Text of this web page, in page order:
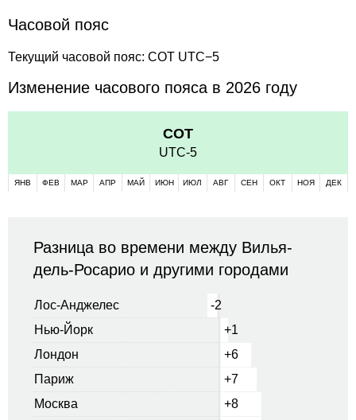
Часовой пояс
Текущий часовой пояс: COT UTC−5
Изменение часового пояса в 2026 году
COT
UTC-5
ЯНВ ФЕВ МАР АПР МАЙ ИЮН ИЮЛ АВГ СЕН ОКТ НОЯ ДЕК
Разница во времени между Вилья-
дель-Росарио и другими городами
Лос-Анджелес
-2
Нью-Йорк
+1
Лондон
+6
Париж
+7
Москва
+8